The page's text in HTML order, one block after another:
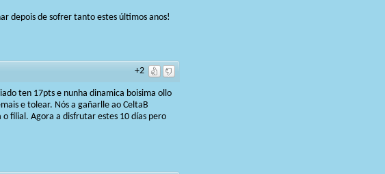
depois de sofrer tanto estes últimos anos!
+2
ten 17pts e nunha dinamica boisima ollo
e tolear. Nós a gañarlle ao CeltaB
filial. Agora a disfrutar estes 10 días pero